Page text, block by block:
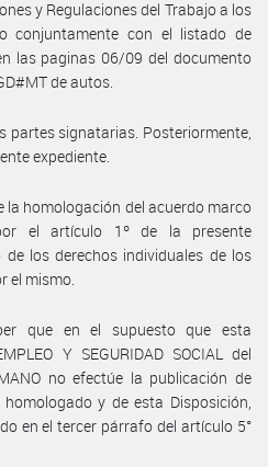
y Regulaciones del Trabajo a los
conjuntamente con el listado de
las paginas 06/09 del documento
de autos.
partes signatarias. Posteriormente,
expediente.
la homologación del acuerdo marco
el artículo 1º de la presente
los derechos individuales de los
el mismo.
que en el supuesto que esta
Y SEGURIDAD SOCIAL del
no efectúe la publicación de
y de esta Disposición,
en el tercer párrafo del artículo 5°